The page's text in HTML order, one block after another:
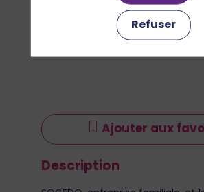
Ajouter aux
Description
Refuser